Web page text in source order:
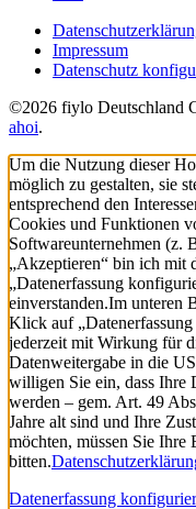
Impressum
Datenschutz
©2026 fiylo Deutschland
ahoi.
Um die Nutzung dieser
möglich zu gestalten, sie
entsprechend den
Cookies und Funktionen
Softwareunternehmen (z.
„Akzeptieren“ bin ich mit
„Datenerfassung
einverstanden.Im unteren
Klick auf
jederzeit mit Wirkung für
Datenweitergabe in die
willigen Sie ein, dass Ihre
werden – gem. Art. 49
Jahre alt sind und Ihre
möchten, müssen Sie Ihre
bitten.
Datenerfassung